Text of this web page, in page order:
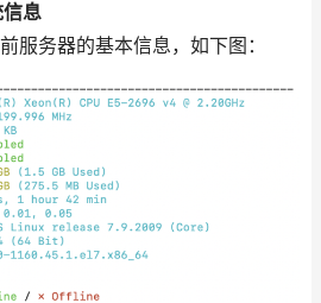
息
服务器的基本信息，如下图：